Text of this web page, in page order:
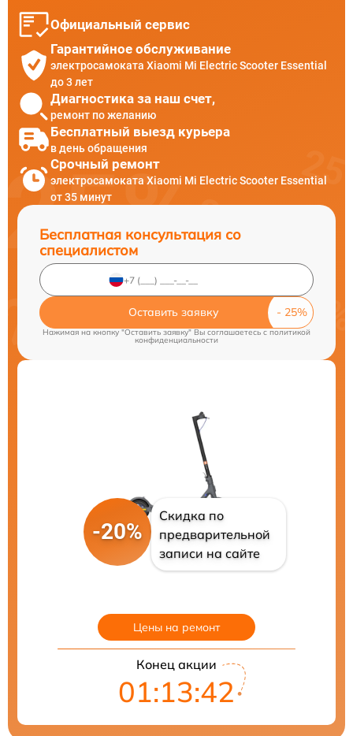
Официальный сервис
Гарантийное обслуживание
электросамоката Xiaomi Mi Electric Scooter Essential
до 3 лет
Диагностика за наш счет,
ремонт по желанию
Бесплатный выезд курьера
в день обращения
Срочный ремонт
электросамоката Xiaomi Mi Electric Scooter Essential
от 35 минут
Бесплатная консультация со
специалистом
Оставить заявку
Нажимая на кнопку "Оставить заявку" Вы соглашаетесь cполитикой
конфиденциальности
-20%
Скидка по
предварительной
записи на сайте
Цены на ремонт
Конец акции
01:13:41